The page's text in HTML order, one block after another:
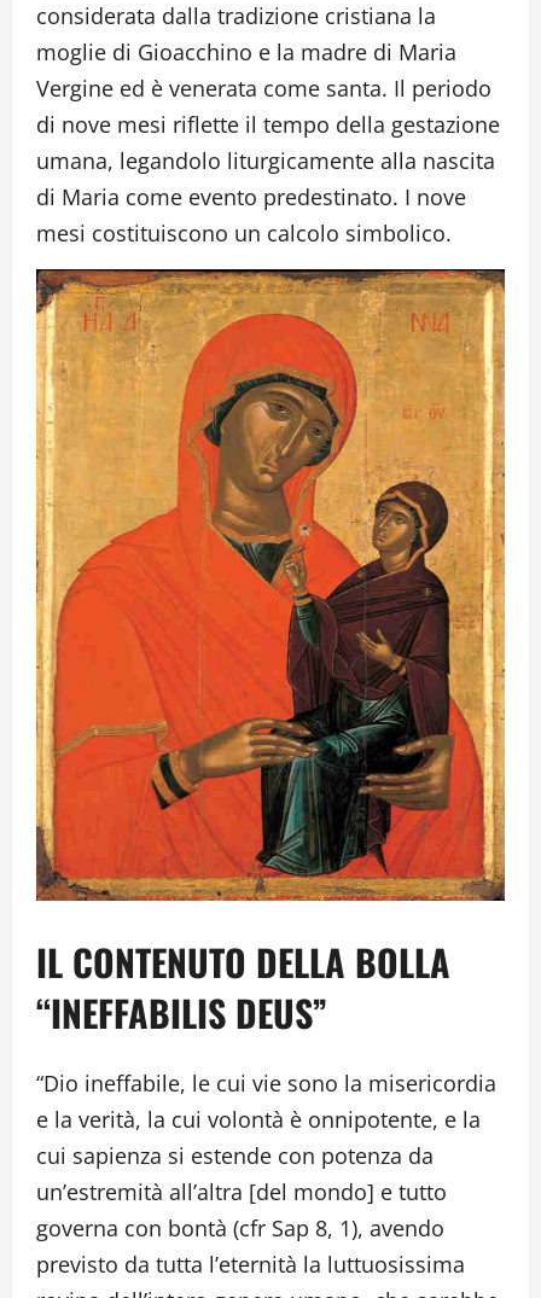
considerata dalla tradizione cristiana la
moglie di Gioacchino e la madre di Maria
Vergine ed è venerata come santa. Il periodo
di nove mesi riflette il tempo della gestazione
umana, legandolo liturgicamente alla nascita
di Maria come evento predestinato. I nove
mesi costituiscono un calcolo simbolico.
IL CONTENUTO DELLA BOLLA
“INEFFABILIS DEUS”
“Dio ineffabile, le cui vie sono la misericordia
e la verità, la cui volontà è onnipotente, e la
cui sapienza si estende con potenza da
un’estremità all’altra [del mondo] e tutto
governa con bontà (cfr Sap 8, 1), avendo
previsto da tutta l’eternità la luttuosissima